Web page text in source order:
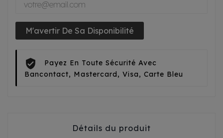
M'avertir De Sa Disponibilité
Payez En Toute Sécurité Avec
Bancontact, Mastercard, Visa, Carte Bleu
Détails du produit